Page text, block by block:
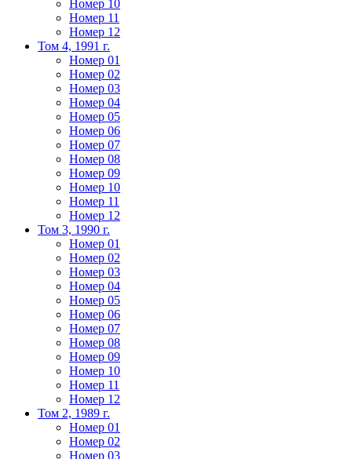
Номер 10
Номер 11
Номер 12
Том 4, 1991 г.
Номер 01
Номер 02
Номер 03
Номер 04
Номер 05
Номер 06
Номер 07
Номер 08
Номер 09
Номер 10
Номер 11
Номер 12
Том 3, 1990 г.
Номер 01
Номер 02
Номер 03
Номер 04
Номер 05
Номер 06
Номер 07
Номер 08
Номер 09
Номер 10
Номер 11
Номер 12
Том 2, 1989 г.
Номер 01
Номер 02
Номер 03